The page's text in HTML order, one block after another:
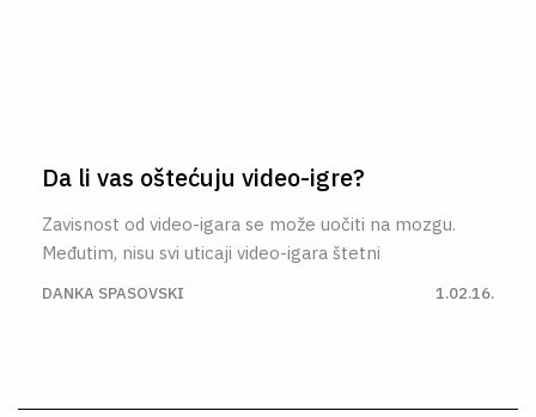
Da li vas oštećuju video-igre?
Zavisnost od video-igara se može uočiti na mozgu.
Međutim, nisu svi uticaji video-igara štetni
DANKA SPASOVSKI 1.02.16.